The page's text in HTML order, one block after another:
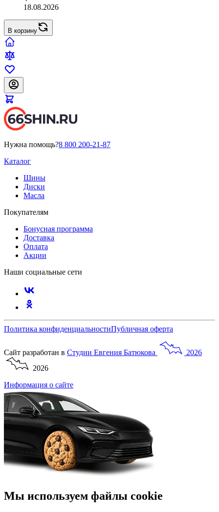
18.08.2026
В корзину
Нужна помощь?8 800 200-21-87
Каталог
Шины
Диски
Масла
Покупателям
Бонусная программа
Доставка
Оплата
Акции
Наши социальные сети
Политика конфиденциальностиПубличная оферта
Сайт разработан в Студии Евгения Батюкова
2026
2026
Информация о сайте
Мы используем файлы cookie